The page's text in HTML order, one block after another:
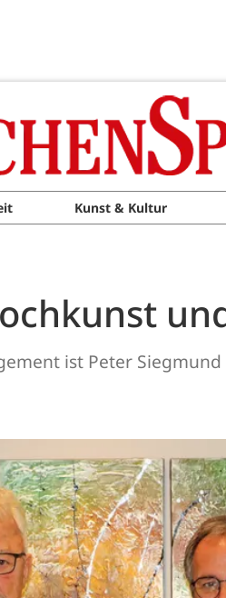
Kunst & Kultur
ist Peter